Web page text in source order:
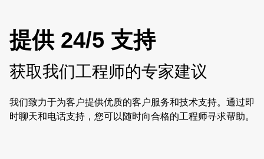
提供 24/5 支持
获取我们工程师的专家建议
我们致力于为客户提供优质的客户服务和技术支持。通过即
时聊天和电话支持，您可以随时向合格的工程师寻求帮助。